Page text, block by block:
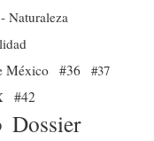
Naturaleza
México #36 #37
#42
Dossier